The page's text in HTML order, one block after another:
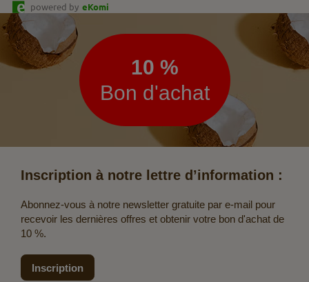
powered by eKomi
Lettre
d’information
10 %
Bon d'achat
Inscription à notre lettre d’information :
Abonnez-vous à notre newsletter gratuite par e-mail pour
recevoir les dernières offres et obtenir votre bon d'achat de
10 %.
Inscription